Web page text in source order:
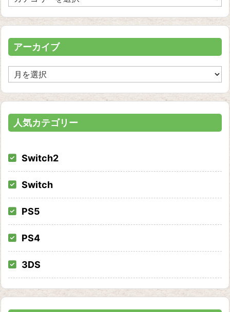
テ
ゴ
リ
ー
アーカイブ
ー
カ
イ
ブ
人気カテゴリー
Switch2
Switch
PS5
PS4
3DS